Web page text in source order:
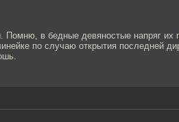
Помню, в бедные девяностые напряг их
по случаю открытия последней